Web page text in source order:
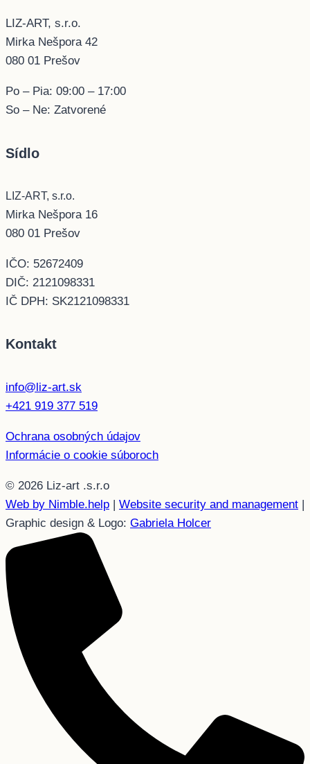
LIZ-ART, s.r.o.
Mirka Nešpora 42
080 01 Prešov
Po – Pia: 09:00 – 17:00
So – Ne: Zatvorené
Sídlo
LIZ-ART, s.r.o.
Mirka Nešpora 16
080 01 Prešov
IČO: 52672409
DIČ: 2121098331
IČ DPH: SK2121098331
Kontakt
info@liz-art.sk
+421 919 377 519
Ochrana osobných údajov
Informácie o cookie súboroch
© 2026 Liz-art .s.r.o
Web by Nimble.help | Website security and management |
Graphic design & Logo: Gabriela Holcer